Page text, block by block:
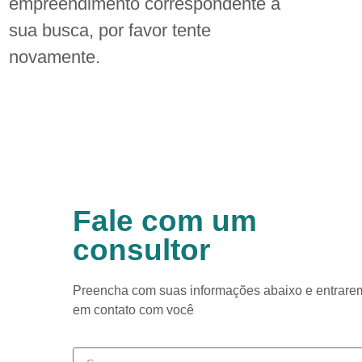
sua busca, por favor tente
novamente.
Fale com um
consultor
Preencha com suas informações abaixo e
em contato com você